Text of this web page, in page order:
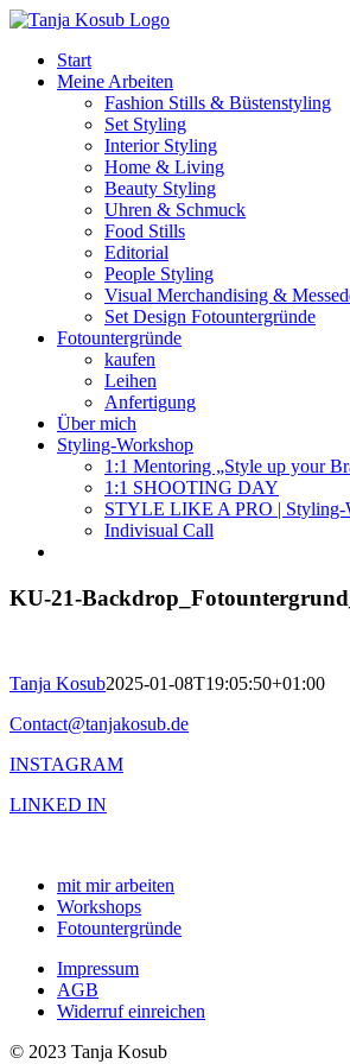
Zum
springenStart
Meine Arbeiten
Fashion Stills & Büstenstyling
Set Styling
Interior Styling
Home & Living
Beauty Styling
Uhren & Schmuck
Food Stills
Editorial
People Styling
Visual Merchandising &
Set Design Fotountergründe
Fotountergründe
kaufen
Leihen
Anfertigung
Über mich
Styling-Workshop
1:1 Mentoring „Style up your
1:1 SHOOTING DAY
STYLE LIKE A PRO | Styling-
Indivisual Call
KU-21-
Tanja Kosub2025-01-08T19:05:50+01:00
Contact@tanjakosub.de
INSTAGRAM
LINKED IN
mit mir arbeiten
Workshops
Fotountergründe
Impressum
AGB
Widerruf einreichen
© 2023 Tanja Kosub